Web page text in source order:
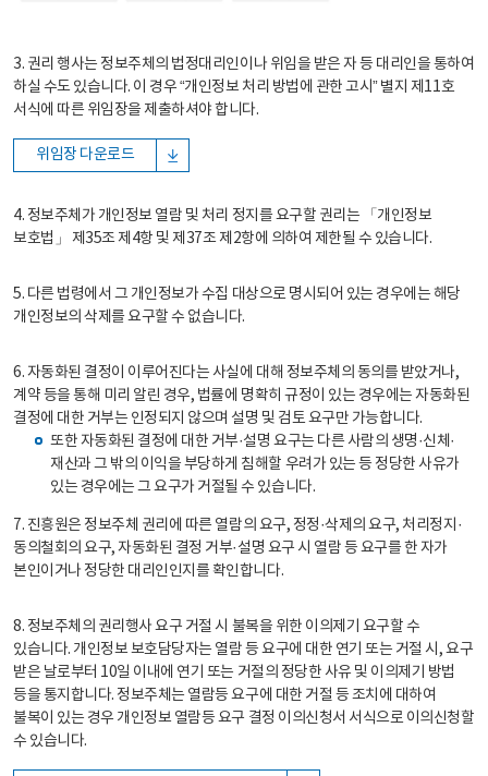
3. 권리 행사는 정보주체의 법정대리인이나 위임을 받은 자 등 대리인을 통하여
하실 수도 있습니다. 이 경우 “개인정보 처리 방법에 관한 고시” 별지 제11호
서식에 따른 위임장을 제출하셔야 합니다.
위임장 다운로드
4. 정보주체가 개인정보 열람 및 처리 정지를 요구할 권리는 「개인정보
보호법」 제35조 제4항 및 제37조 제2항에 의하여 제한될 수 있습니다.
5. 다른 법령에서 그 개인정보가 수집 대상으로 명시되어 있는 경우에는 해당
개인정보의 삭제를 요구할 수 없습니다.
6. 자동화된 결정이 이루어진다는 사실에 대해 정보주체의 동의를 받았거나,
계약 등을 통해 미리 알린 경우, 법률에 명확히 규정이 있는 경우에는 자동화된
결정에 대한 거부는 인정되지 않으며 설명 및 검토 요구만 가능합니다.
또한 자동화된 결정에 대한 거부·설명 요구는 다른 사람의 생명·신체·
재산과 그 밖의 이익을 부당하게 침해할 우려가 있는 등 정당한 사유가
있는 경우에는 그 요구가 거절될 수 있습니다.
7. 진흥원은 정보주체 권리에 따른 열람의 요구, 정정·삭제의 요구, 처리정지·
동의철회의 요구, 자동화된 결정 거부·설명 요구 시 열람 등 요구를 한 자가
본인이거나 정당한 대리인인지를 확인합니다.
8. 정보주체의 권리행사 요구 거절 시 불복을 위한 이의제기 요구할 수
있습니다. 개인정보 보호담당자는 열람 등 요구에 대한 연기 또는 거절 시, 요구
받은 날로부터 10일 이내에 연기 또는 거절의 정당한 사유 및 이의제기 방법
등을 통지합니다. 정보주체는 열람등 요구에 대한 거절 등 조치에 대하여
불복이 있는 경우 개인정보 열람등 요구 결정 이의신청서 서식으로 이의신청할
수 있습니다.